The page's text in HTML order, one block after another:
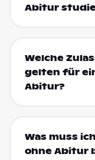
Abitur
Welche
gelten für
Abitur?
Was muss
ohne Abitur